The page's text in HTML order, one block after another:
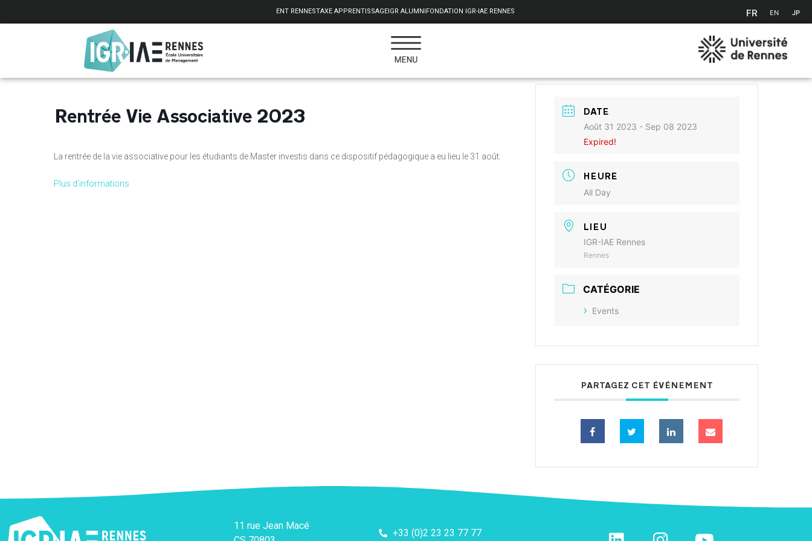
ENT RENNESTAXE APPRENTISSAGEIGR ALUMNI FONDATION IGR-IAE RENNES FR EN JP
Rentrée Vie Associative 2023
La rentrée de la vie associative pour les étudiants de Master investis dans ce dispositif pédagogique a eu lieu le 31 août.
Plus d’informations
DATE
Août 31 2023 - Sep 08 2023
Expired!
HEURE
All Day
LIEU
IGR-IAE Rennes
Rennes
CATÉGORIE
Events
PARTAGEZ CET ÉVÉNEMENT
11 rue Jean Macé
+33 (0)2 23 23 77 77